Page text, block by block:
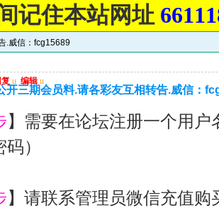
记住本站网址
.威信：fcg15689
复 u 编辑 u
开三期会员料.请各彩友互相转告.威信：
】需要在论坛注册一个用
）
】请联系管理员微信充值